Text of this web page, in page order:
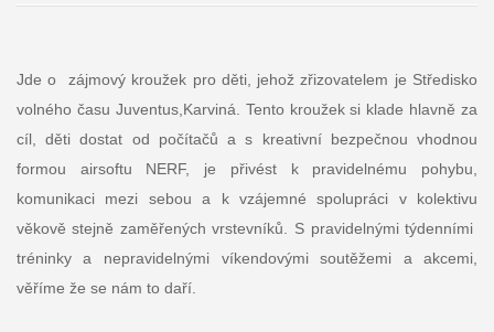
Jde o zájmový kroužek pro děti, jehož zřizovatelem je Středisko
volného času Juventus,Karviná. Tento kroužek si klade hlavně za
cíl, děti dostat od počítačů a s kreativní bezpečnou vhodnou
formou airsoftu NERF, je přivést k pravidelnému pohybu,
komunikaci mezi sebou a k vzájemné spolupráci v kolektivu
věkově stejně zaměřených vrstevníků. S pravidelnými týdenními
tréninky a nepravidelnými víkendovými soutěžemi a akcemi,
věříme že se nám to daří.